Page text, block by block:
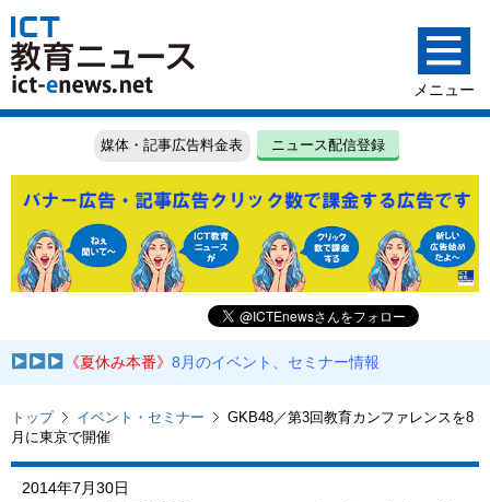
媒体・記事広告料金表 ニュース配信登録
《夏休み本番》8月のイベント、セミナー情報
トップ イベント・セミナー
GKB48／第3回教育カンファレンスを8
月に東京で開催
2014年7月30日